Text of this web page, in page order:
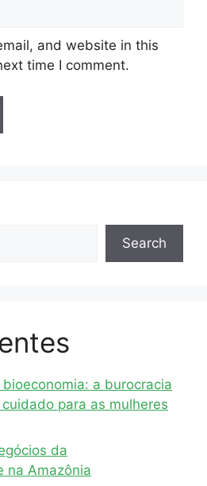
and website in this
time I comment.
Search
a burocracia
para as mulheres
da
na Amazônia